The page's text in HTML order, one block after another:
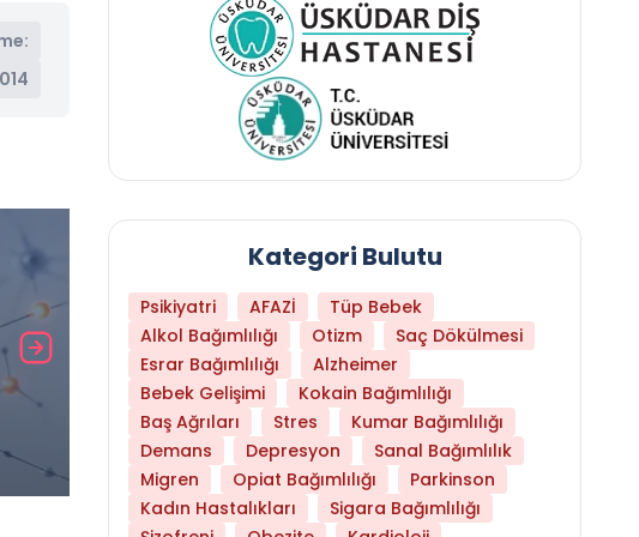
Bağırsak Çalıştıran Besinler Nelerdir?
Kategori Bulutu
Psikiyatri AFAZİ
Tüp Bebek
Alkol Bağımlılığı
Otizm
Saç Dökülmesi
Esrar Bağımlılığı
Alzheimer
Bebek Gelişimi
Kokain Bağımlılığı
Baş Ağrıları
Stres
Kumar Bağımlılığı
Demans
Depresyon
Sanal Bağımlılık
Migren
Opiat Bağımlılığı
Parkinson
Kadın Hastalıkları
Sigara Bağımlılığı